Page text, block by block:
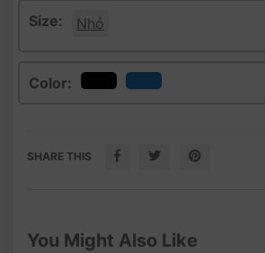
Size: Nhỏ
Color:
SHARE THIS
You Might Also Like